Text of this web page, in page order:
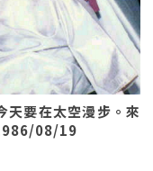
要在太空漫步。來
08/19